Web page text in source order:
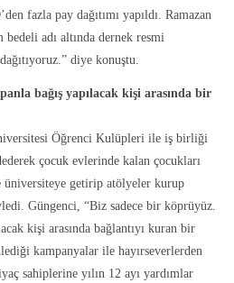
fazla pay dağıtımı yapıldı. Ramazan
bedeli adı altında dernek resmi
diye konuştu.
bağış yapılacak kişi arasında bir
Öğrenci Kulüpleri ile iş birliği
çocuk evlerinde kalan çocukları
getirip atölyeler kurup
Güngenci, “Biz sadece bir köprüyüz.
kişi arasında bağlantıyı kuran bir
kampanyalar ile hayırseverlerden
sahiplerine yılın 12 ayı yardımlar